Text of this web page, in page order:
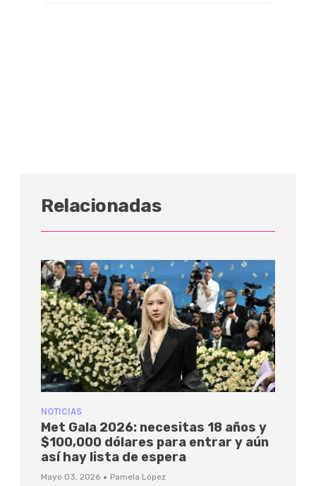
Relacionadas
NOTICIAS
Met Gala 2026: necesitas 18 años y
$100,000 dólares para entrar y aún
así hay lista de espera
Mayo 03, 2026 · Pamela López